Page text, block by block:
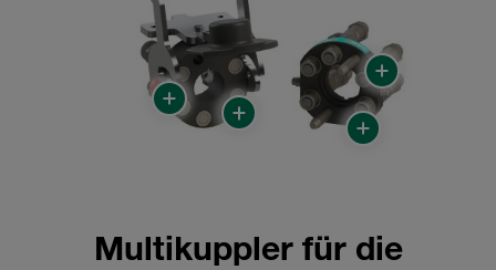
Multikuppler für die